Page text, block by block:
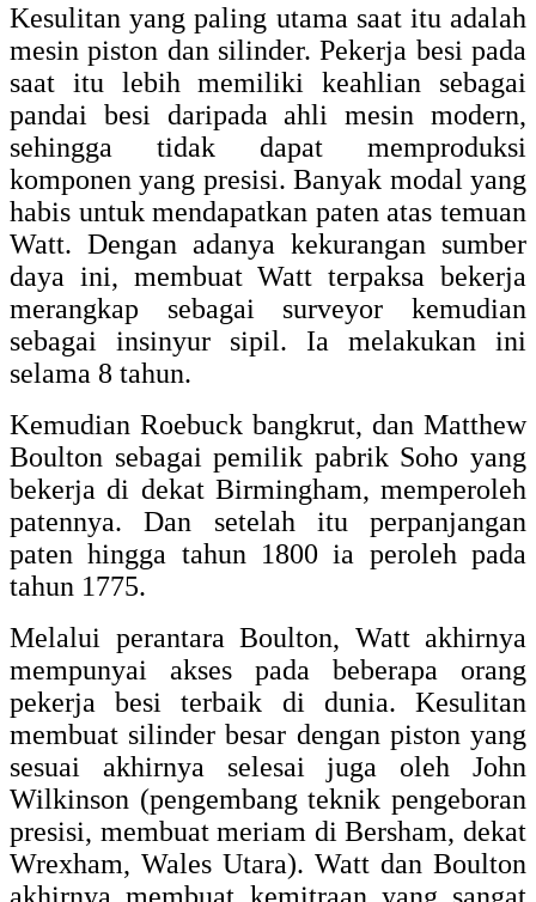
Kesulitan yang paling utama saat itu adalah
mesin piston dan silinder. Pekerja besi pada
saat itu lebih memiliki keahlian sebagai
pandai besi daripada ahli mesin modern,
sehingga tidak dapat memproduksi
komponen yang presisi. Banyak modal yang
habis untuk mendapatkan paten atas temuan
Watt. Dengan adanya kekurangan sumber
daya ini, membuat Watt terpaksa bekerja
merangkap sebagai surveyor kemudian
sebagai insinyur sipil. Ia melakukan ini
selama 8 tahun.
Kemudian Roebuck bangkrut, dan Matthew
Boulton sebagai pemilik pabrik Soho yang
bekerja di dekat Birmingham, memperoleh
patennya. Dan setelah itu perpanjangan
paten hingga tahun 1800 ia peroleh pada
tahun 1775.
Melalui perantara Boulton, Watt akhirnya
mempunyai akses pada beberapa orang
pekerja besi terbaik di dunia. Kesulitan
membuat silinder besar dengan piston yang
sesuai akhirnya selesai juga oleh John
Wilkinson (pengembang teknik pengeboran
presisi, membuat meriam di Bersham, dekat
Wrexham, Wales Utara). Watt dan Boulton
akhirnya membuat kemitraan yang sangat